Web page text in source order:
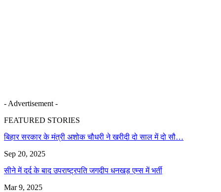
- Advertisement -
FEATURED STORIES
बिहार सरकार के मंत्री अशोक चौधरी ने खरीदी दो साल में दो सौ…
Sep 20, 2025
सीने में दर्द के बाद उपराष्ट्रपति जगदीप धनखड़ एम्स में भर्ती
Mar 9, 2025